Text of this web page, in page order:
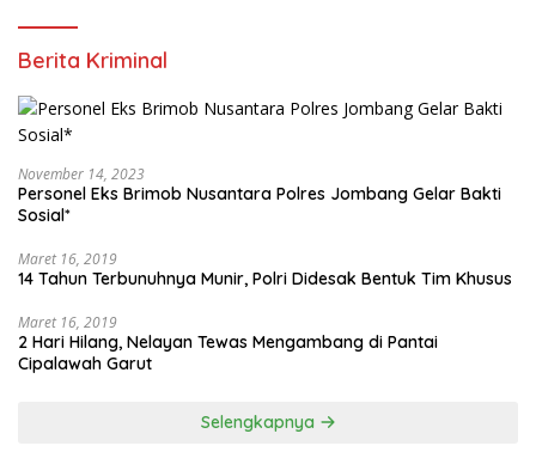
Berita Kriminal
November 14, 2023
Personel Eks Brimob Nusantara Polres Jombang Gelar Bakti
Sosial*
Maret 16, 2019
14 Tahun Terbunuhnya Munir, Polri Didesak Bentuk Tim Khusus
Maret 16, 2019
2 Hari Hilang, Nelayan Tewas Mengambang di Pantai
Cipalawah Garut
Selengkapnya